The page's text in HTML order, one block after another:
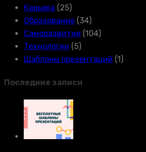
Карьера (25)
Образование (34)
Саморазвитие (104)
Технологии (5)
Шаблоны презентаций (1)
Последние записи